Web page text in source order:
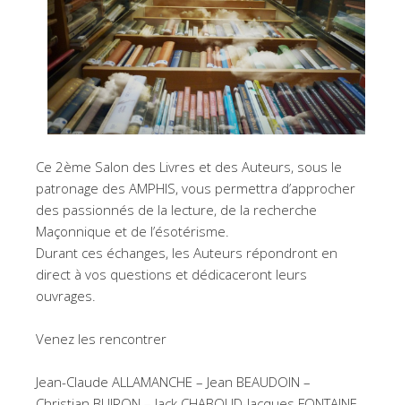
Ce 2ème Salon des Livres et des Auteurs, sous le
patronage des AMPHIS, vous permettra d’approcher
des passionnés de la lecture, de la recherche
Maçonnique et de l’ésotérisme.
Durant ces échanges, les Auteurs répondront en
direct à vos questions et dédicaceront leurs
ouvrages.
Venez les rencontrer
Jean-Claude ALLAMANCHE – Jean BEAUDOIN –